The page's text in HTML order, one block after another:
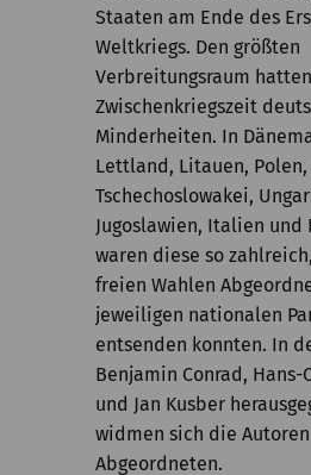
Staaten am Ende des
Weltkriegs. Den größten
Verbreitungsraum
Zwischenkriegszeit
Minderheiten. In
Lettland, Litauen,
Tschechoslowakei,
Jugoslawien, Italien und
waren diese so
freien Wahlen
jeweiligen nationalen
entsenden konnten. In
Benjamin Conrad,
und Jan Kusber
widmen sich die
Abgeordneten.